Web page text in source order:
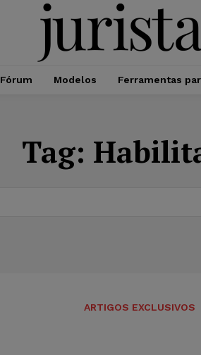
Fórum Modelos Ferramentas
Tag:
ARTIGOS EXCLUSIVOS